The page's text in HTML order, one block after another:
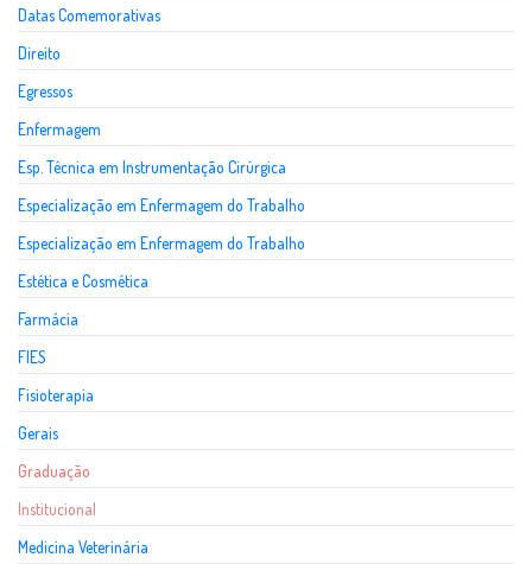
Datas Comemorativas
Direito
Egressos
Enfermagem
Esp. Técnica em Instrumentação Cirúrgica
Especialização em Enfermagem do Trabalho
Especialização em Enfermagem do Trabalho
Estética e Cosmética
Farmácia
FIES
Fisioterapia
Gerais
Graduação
Institucional
Medicina Veterinária